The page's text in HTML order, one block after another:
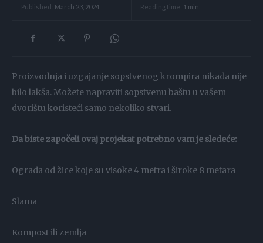
Published: March 23, 2024 Reading time: 1 min.
Proizvodnja i uzgajanje sopstvenog krompira nikada nije
bilo lakša. Možete napraviti sopstvenu baštu u vašem
dvorištu koristeći samo nekoliko stvari.
Da biste započeli ovaj projekat potrebno vam je sledeće:
Ograda od žice koje su visoke 4 metra i široke 8 metara
Slama
Kompost ili zemlja